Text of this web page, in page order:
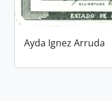
Ayda Ignez Arruda